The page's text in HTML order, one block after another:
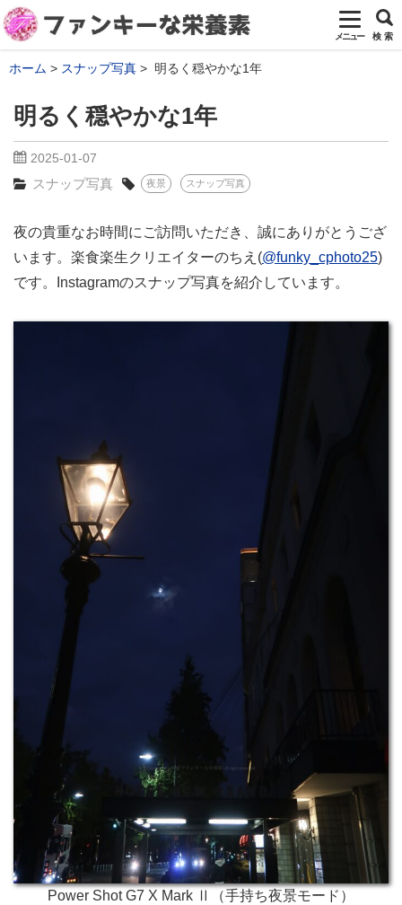
メニュー 検 索
ホーム スナップ写真 明るく穏やかな1年
明るく穏やかな1年
2025-01-07
スナップ写真 夜景 スナップ写真
夜の貴重なお時間にご訪問いただき、誠にありがとうござ
います。楽食楽生クリエイターのちえ(@funky_cphoto25)
です。Instagramのスナップ写真を紹介しています。
Power Shot G7 X Mark Ⅱ（手持ち夜景モード）